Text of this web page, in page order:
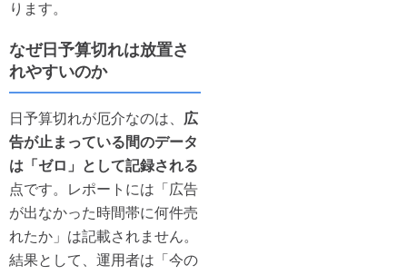
ります。
なぜ日予算切れは放置さ
れやすいのか
日予算切れが厄介なのは、 広
告が止まっている間のデータ
は「ゼロ」として記録される
点です。レポートには「広告
が出なかった時間帯に何件売
れたか」は記載されません。
結果として、運用者は「今の